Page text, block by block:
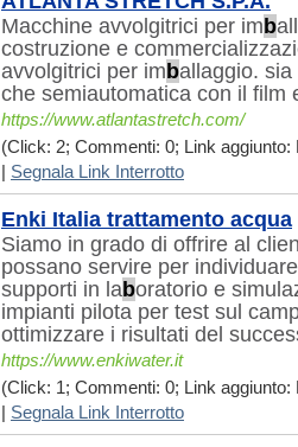
Macchine avvolgitrici per im b
costruzione e
avvolgitrici per im ballaggio.
che semiautomatica con il film
https://www.atlantastretch.com/
(Click: 2; Commenti: 0; Link aggiunto:
Segnala Link Interrotto
Enki Italia trattamento acqua
Siamo in grado di offrire al
possano servire per
supporti in laboratorio e
impianti pilota per test sul
ottimizzare i risultati del
https://www.enkiwater.it
(Click: 1; Commenti: 0; Link aggiunto:
Segnala Link Interrotto